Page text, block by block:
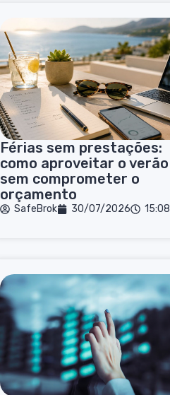
Férias sem prestações:
como aproveitar o verão
sem comprometer o
orçamento
SafeBrok 30/07/2026 15:08